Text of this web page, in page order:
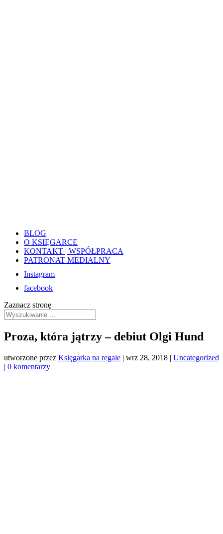
BLOG
O KSIĘGARCE
KONTAKT | WSPÓŁPRACA
PATRONAT MEDIALNY
Instagram
facebook
Zaznacz stronę
Proza, która jątrzy – debiut Olgi Hund
utworzone przez Księgarka na regale | wrz 28, 2018 | Uncategorized
| 0 komentarzy